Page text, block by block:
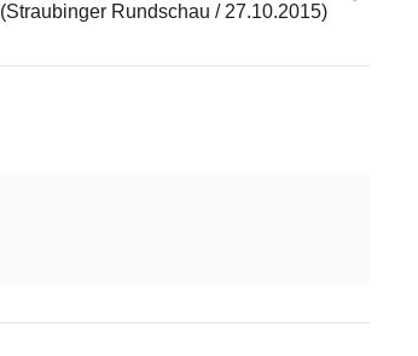
(Straubinger Rundschau / 27.10.2015)